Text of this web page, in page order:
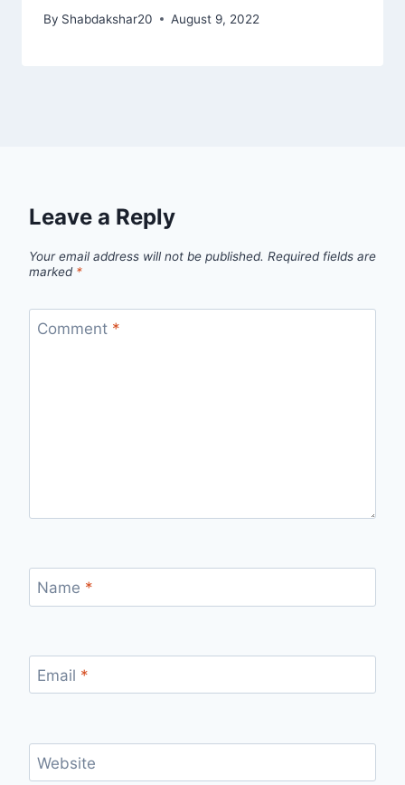
By Shabdakshar20 August 9, 2022
Leave a Reply
Your email address will not be published. Required fields are
marked *
Comment *
Name *
Email *
Website